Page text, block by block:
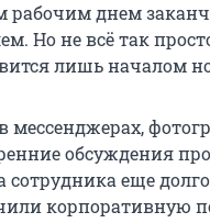
рабочим днем
Но не всё так
лишь началом
мессенджерах,
обсуждения
сотрудника еще
корпоративную